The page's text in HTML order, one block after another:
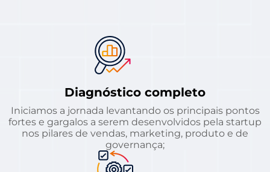
Diagnóstico completo
Iniciamos a jornada levantando os principais pontos
fortes e gargalos a serem desenvolvidos pela startup
nos pilares de vendas, marketing, produto e de
governança;